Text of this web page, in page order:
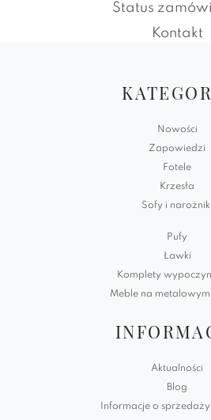
Status
Kontakt
Nowości
Zapowiedzi
Fotele
Krzesła
Sofy i narożniki
Pufy
Ławki
Komplety
Meble na metalowym
Aktualności
Blog
Informacje o